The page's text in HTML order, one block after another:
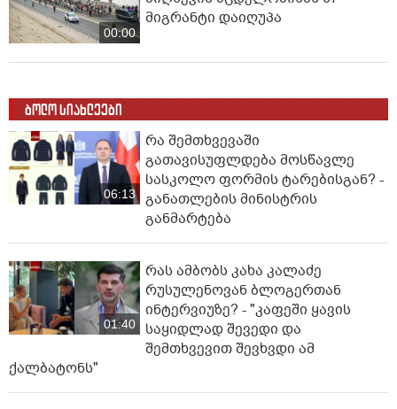
00:00
მიგრანტი დაიღუპა
ბოლო სიახლეები
06:13
რა შემთხვევაში
გათავისუფლდება მოსწავლე
სასკოლო ფორმის ტარებისგან? -
განათლების მინისტრის
განმარტება
01:40
რას ამბობს კახა კალაძე
რუსულენოვან ბლოგერთან
ინტერვიუზე? - "კაფეში ყავის
საყიდლად შევედი და
შემთხვევით შევხვდი ამ
ქალბატონს"